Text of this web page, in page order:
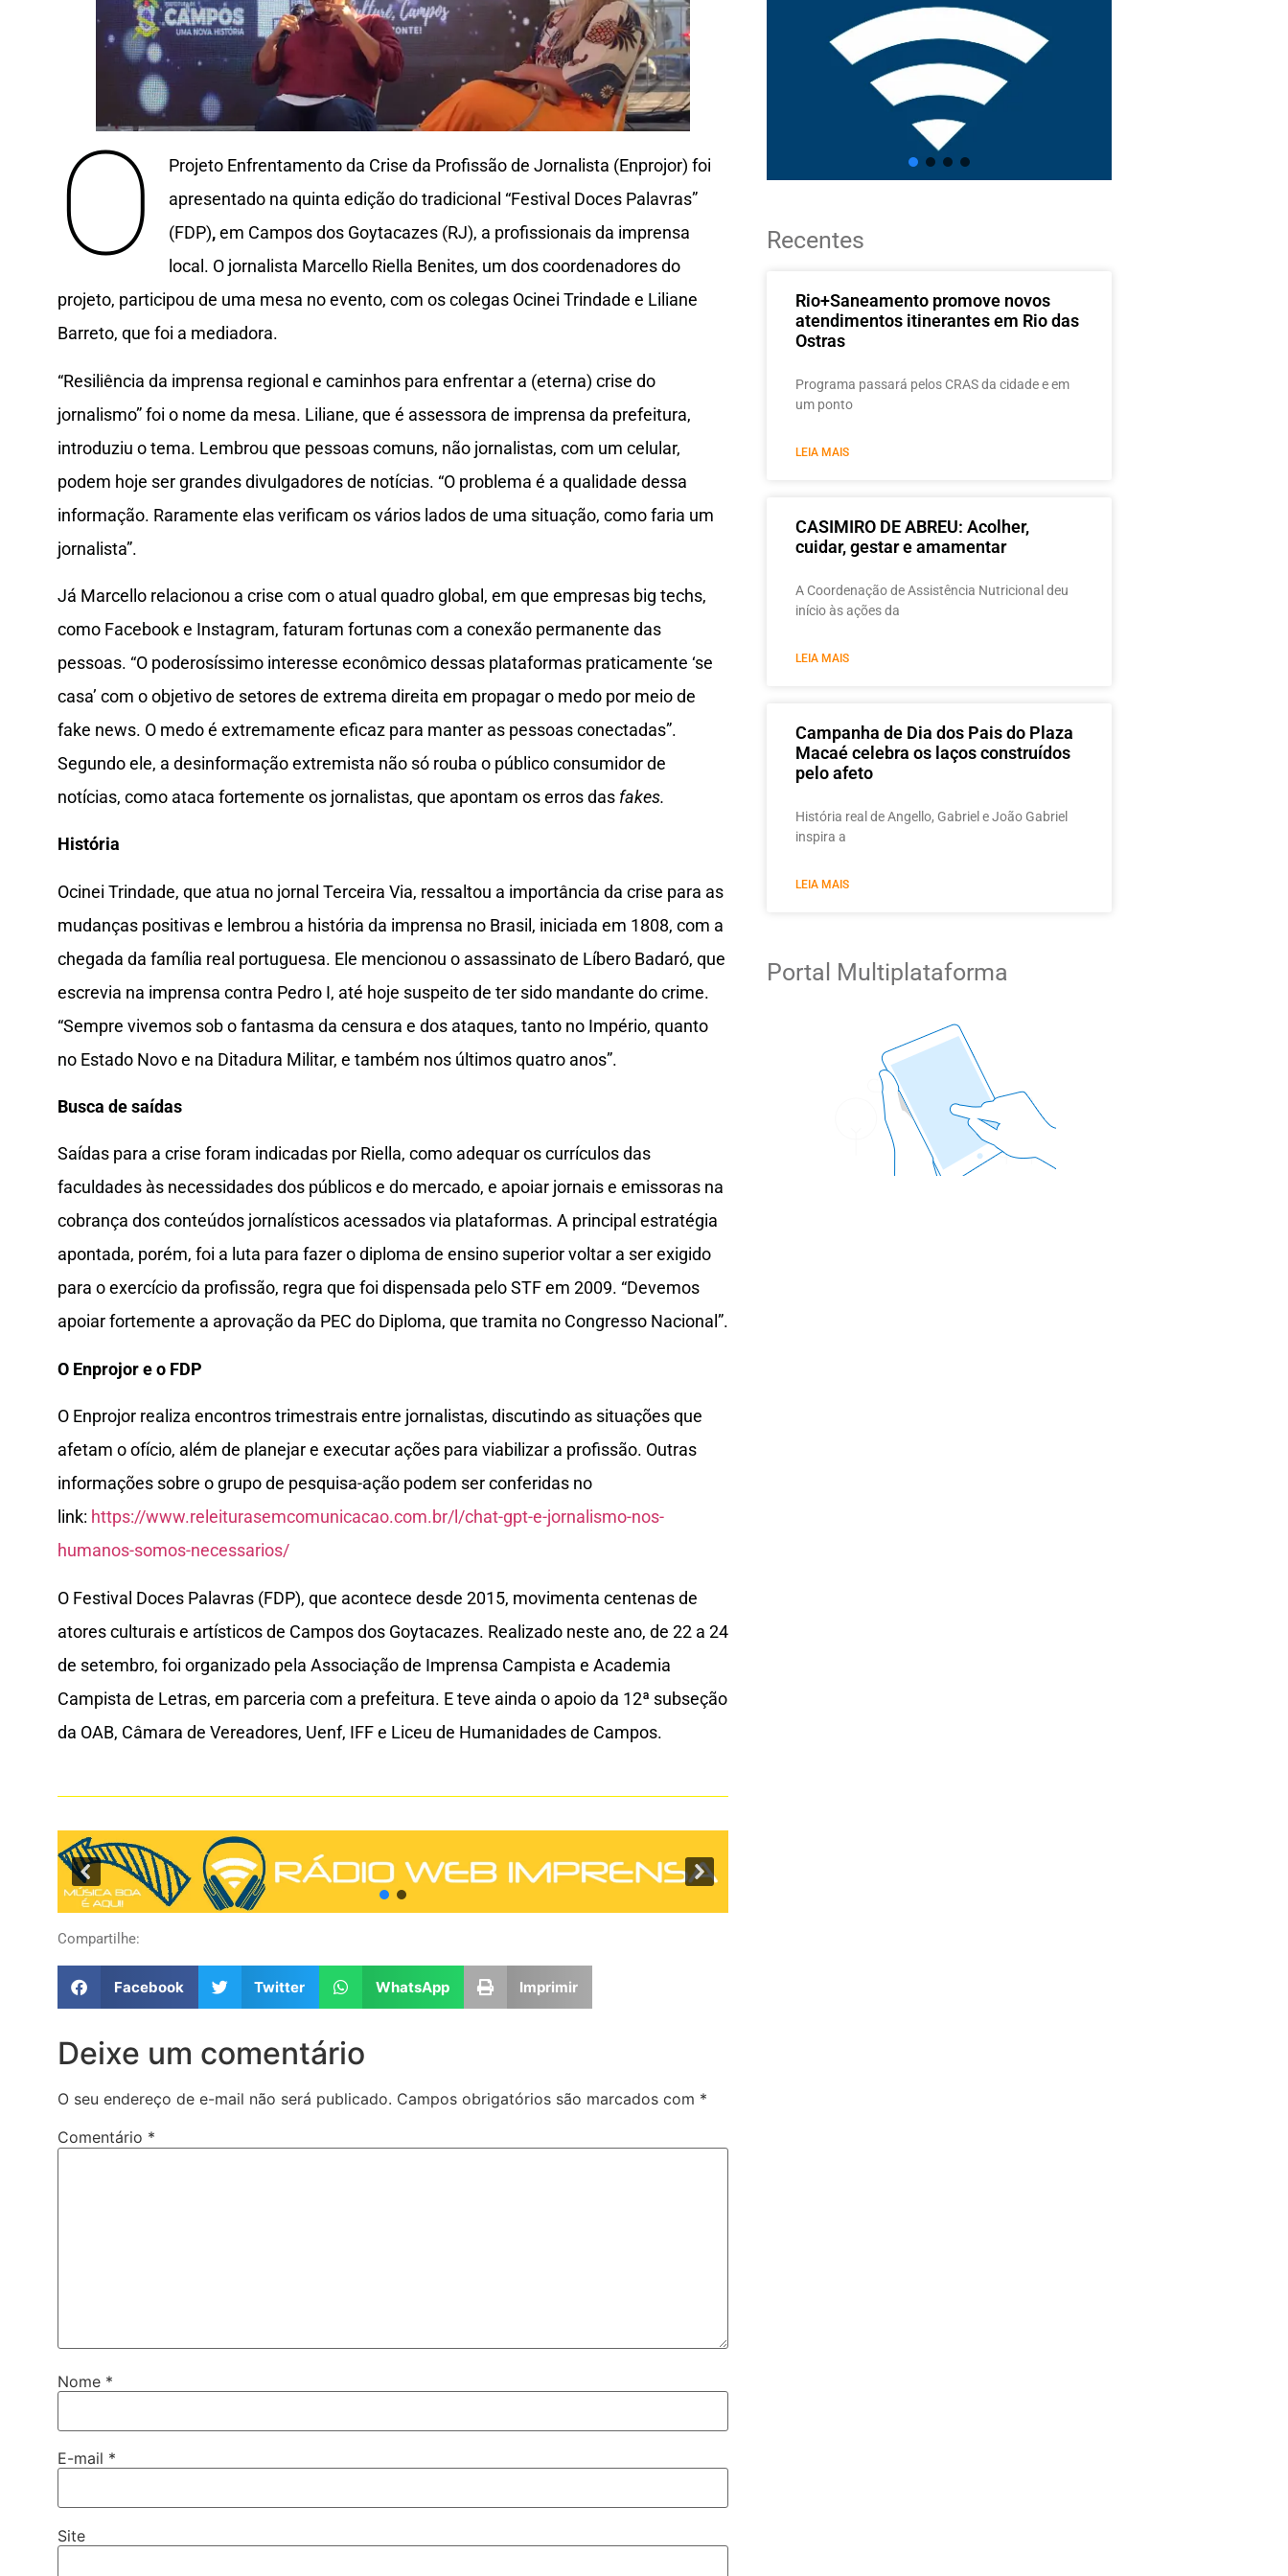
O
Projeto Enfrentamento da Crise da Profissão de Jornalista (Enprojor) foi
apresentado na quinta edição do tradicional “Festival Doces Palavras”
(FDP),em Campos dos Goytacazes (RJ), a profissionais da imprensa
local. O jornalista Marcello Riella Benites, um dos coordenadores do
projeto, participou de uma mesa no evento, com os colegas Ocinei Trindade e Liliane
Barreto, que foi a mediadora.
“Resiliência da imprensa regional e caminhos para enfrentar a (eterna) crise do
jornalismo” foi o nome da mesa. Liliane, que é assessora de imprensa da prefeitura,
introduziu o tema. Lembrou que pessoas comuns, não jornalistas, com um celular,
podem hoje ser grandes divulgadores de notícias. “O problema é a qualidade dessa
informação. Raramente elas verificam os vários lados de uma situação, como faria um
jornalista”.
Já Marcello relacionou a crise com o atual quadro global, em que empresas big techs,
como Facebook e Instagram, faturam fortunas com a conexão permanente das
pessoas. “O poderosíssimo interesse econômico dessas plataformas praticamente ‘se
casa’ com o objetivo de setores de extrema direita em propagar o medo por meio de
fake news. O medo é extremamente eficaz para manter as pessoas conectadas”.
Segundo ele, a desinformação extremista não só rouba o público consumidor de
notícias, como ataca fortemente os jornalistas, que apontam os erros das fakes.
História
Ocinei Trindade, que atua no jornal Terceira Via, ressaltou a importância da crise para as
mudanças positivas e lembrou a história da imprensa no Brasil, iniciada em 1808, com a
chegada da família real portuguesa. Ele mencionou o assassinato de Líbero Badaró, que
escrevia na imprensa contra Pedro I, até hoje suspeito de ter sido mandante do crime.
“Sempre vivemos sob o fantasma da censura e dos ataques, tanto no Império, quanto
no Estado Novo e na Ditadura Militar, e também nos últimos quatro anos”.
Busca de saídas
Saídas para a crise foram indicadas por Riella, como adequar os currículos das
faculdades às necessidades dos públicos e do mercado, e apoiar jornais e emissoras na
cobrança dos conteúdos jornalísticos acessados via plataformas. A principal estratégia
apontada, porém, foi a luta para fazer o diploma de ensino superior voltar a ser exigido
para o exercício da profissão, regra que foi dispensada pelo STF em 2009. “Devemos
apoiar fortemente a aprovação da PEC do Diploma, que tramita no Congresso Nacional”.
O Enprojor e o FDP
O Enprojor realiza encontros trimestrais entre jornalistas, discutindo as situações que
afetam o ofício, além de planejar e executar ações para viabilizar a profissão. Outras
informações sobre o grupo de pesquisa-ação podem ser conferidas no
link: https://www.releiturasemcomunicacao.com.br/l/chat-gpt-e-jornalismo-nos-
humanos-somos-necessarios/
O Festival Doces Palavras (FDP), que acontece desde 2015, movimenta centenas de
atores culturais e artísticos de Campos dos Goytacazes. Realizado neste ano, de 22 a 24
de setembro, foi organizado pela Associação de Imprensa Campista e Academia
Campista de Letras, em parceria com a prefeitura. E teve ainda o apoio da 12ª subseção
da OAB, Câmara de Vereadores, Uenf, IFF e Liceu de Humanidades de Campos.
Compartilhe:
Facebook Twitter WhatsApp Imprimir
Deixe um comentário
O seu endereço de e-mail não será publicado. Campos obrigatórios são marcados com *
Comentário *
Nome *
E-mail *
Site
Recentes
Rio+Saneamento promove novos
atendimentos itinerantes em Rio das
Ostras
Programa passará pelos CRAS da cidade e em
um ponto
LEIA MAIS
CASIMIRO DE ABREU: Acolher,
cuidar, gestar e amamentar
A Coordenação de Assistência Nutricional deu
início às ações da
LEIA MAIS
Campanha de Dia dos Pais do Plaza
Macaé celebra os laços construídos
pelo afeto
História real de Angello, Gabriel e João Gabriel
inspira a
LEIA MAIS
Portal Multiplataforma